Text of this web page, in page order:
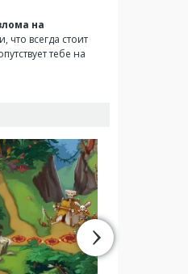
на
всегда стоит
тебе на